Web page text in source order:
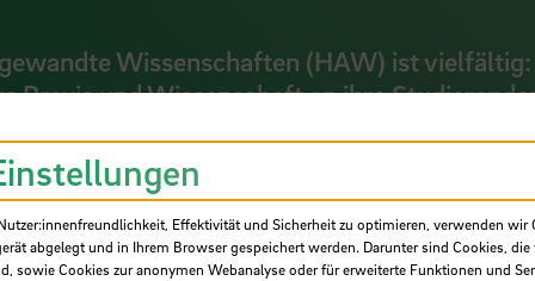
Wissenschaften (HAW) ist vielfältig:
Praxis und Wissenschaft an ihre
arbeiten sie eng mit Partner:innen aus
befassen sich mit
für die Gesellschaft. Wer interessiert ist an
2024, die Möglichkeit, sich umfassend zu
Bremen (HSB) mit ihren
Effektivität und Sicherheit zu optimieren, verwenden wir
abgelegt und in Ihrem Browser gespeichert werden. Darunter sind Cookies,
sowie Cookies zur anonymen Webanalyse oder für erweiterte Funktionen und